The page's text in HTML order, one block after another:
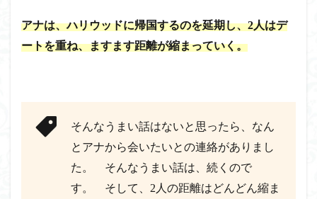
アナは、ハリウッドに帰国するのを延期し、2人はデ
ートを重ね、ますます距離が縮まっていく。
そんなうまい話はないと思ったら、なん
とアナから会いたいとの連絡がありまし
た。 そんなうまい話は、続くので
す。 そして、2人の距離はどんどん縮ま